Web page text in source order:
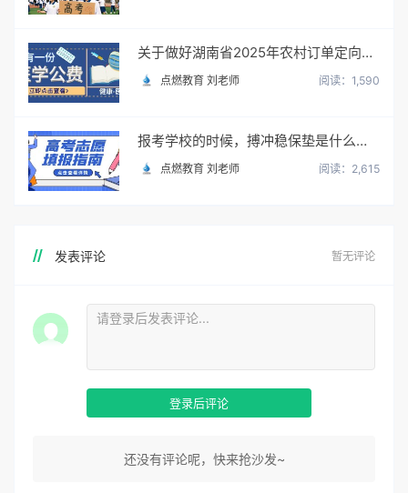
关于做好湖南省2025年农村订单定向免费本科医学生招生培养工作的通知
点燃教育 刘老师 阅读：1,590
报考学校的时候，搏冲稳保垫是什么意思？怎么填？
点燃教育 刘老师 阅读：2,615
发表评论 暂无评论
登录后评论
还没有评论呢，快来抢沙发~